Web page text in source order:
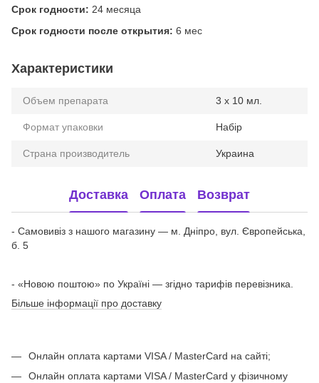
Срок годности: 24 месяца
Срок годности после открытия: 6 мес
Характеристики
Объем препарата 3 х 10 мл.
Формат упаковки Набір
Страна производитель Украина
Доставка Оплата Возврат
- Самовивіз з нашого магазину — м. Дніпро, вул. Європейська,
б. 5
- «Новою поштою» по Україні — згідно тарифів перевізника.
Більше інформації про доставку
Онлайн оплата картами VISA / MasterCard на сайті;
Онлайн оплата картами VISA / MasterCard у фізичному